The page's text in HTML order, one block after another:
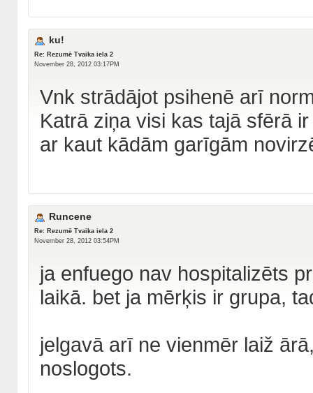
ku!
Re: Rezumē Tvaika iela 2
November 28, 2012 03:17PM
Vnk strādājot psihenē arī
Katrā ziņa visi kas tajā sfērā
ar kaut kādām garīgām
Runcene
Re: Rezumē Tvaika iela 2
November 28, 2012 03:54PM
ja enfuego nav hospitalizēts
laikā. bet ja mērķis ir grupa,
jelgavā arī ne vienmēr laiž
noslogots.